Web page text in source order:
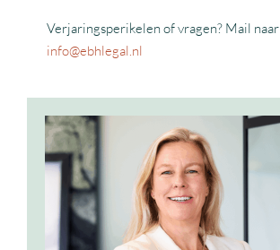
Verjaringsperikelen of vragen? Mail naar
info@ebhlegal.nl